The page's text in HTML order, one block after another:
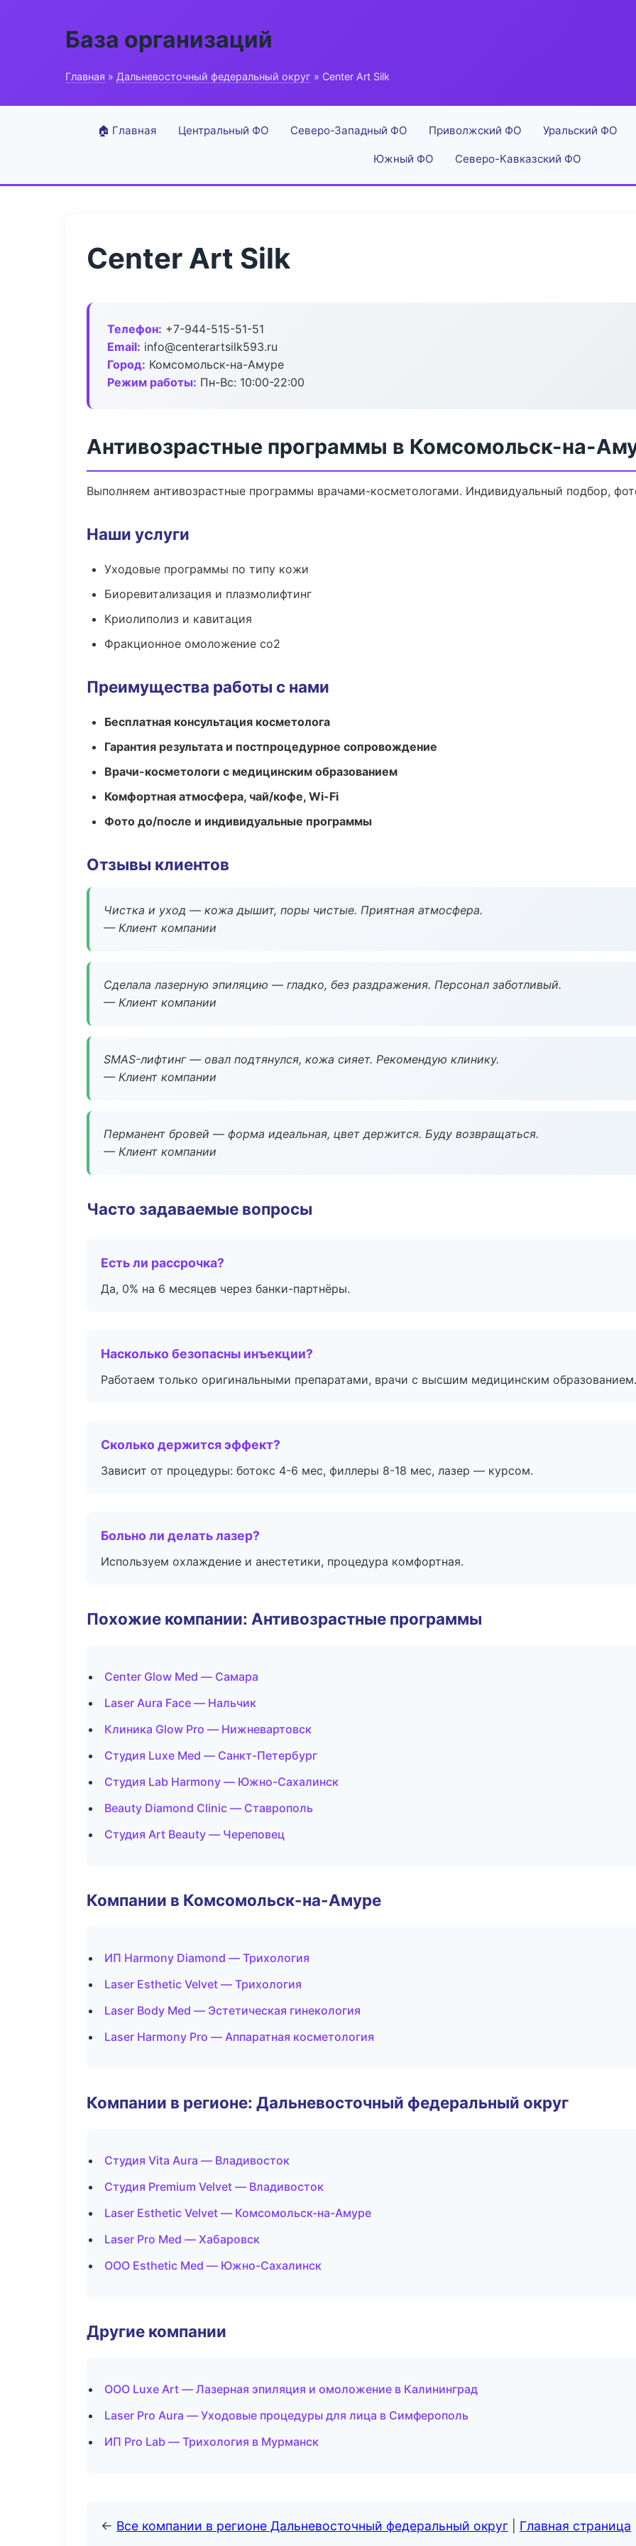
База организаций
Главная » Дальневосточный федеральный округ » Center Art Silk
🏠 Главная Центральный ФО Северо-Западный ФО Приволжский ФО Уральский ФО
Южный ФО Северо-Кавказский ФО
Center Art Silk
Телефон: +7-944-515-51-51
Email: info@centerartsilk593.ru
Город: Комсомольск-на-Амуре
Режим работы: Пн-Вс: 10:00-22:00
Антивозрастные программы в Комсомольск-на-
Выполняем антивозрастные программы врачами-косметологами. Индивидуальный подбор,
Наши услуги
Уходовые программы по типу кожи
Биоревитализация и плазмолифтинг
Криолиполиз и кавитация
Фракционное омоложение co2
Преимущества работы с нами
Бесплатная консультация косметолога
Гарантия результата и постпроцедурное сопровождение
Врачи-косметологи с медицинским образованием
Комфортная атмосфера, чай/кофе, Wi-Fi
Фото до/после и индивидуальные программы
Отзывы клиентов
Чистка и уход — кожа дышит, поры чистые. Приятная атмосфера.
— Клиент компании
Сделала лазерную эпиляцию — гладко, без раздражения. Персонал заботливый.
— Клиент компании
SMAS-лифтинг — овал подтянулся, кожа сияет. Рекомендую клинику.
— Клиент компании
Перманент бровей — форма идеальная, цвет держится. Буду возвращаться.
— Клиент компании
Часто задаваемые вопросы
Есть ли рассрочка?
Да, 0% на 6 месяцев через банки-партнёры.
Насколько безопасны инъекции?
Работаем только оригинальными препаратами, врачи с высшим медицинским образованием.
Сколько держится эффект?
Зависит от процедуры: ботокс 4-6 мес, филлеры 8-18 мес, лазер — курсом.
Больно ли делать лазер?
Используем охлаждение и анестетики, процедура комфортная.
Похожие компании: Антивозрастные программы
Center Glow Med — Самара
Laser Aura Face — Нальчик
Клиника Glow Pro — Нижневартовск
Студия Luxe Med — Санкт-Петербург
Студия Lab Harmony — Южно-Сахалинск
Beauty Diamond Clinic — Ставрополь
Студия Art Beauty — Череповец
Компании в Комсомольск-на-Амуре
ИП Harmony Diamond — Трихология
Laser Esthetic Velvet — Трихология
Laser Body Med — Эстетическая гинекология
Laser Harmony Pro — Аппаратная косметология
Компании в регионе: Дальневосточный федеральный округ
Студия Vita Aura — Владивосток
Студия Premium Velvet — Владивосток
Laser Esthetic Velvet — Комсомольск-на-Амуре
Laser Pro Med — Хабаровск
ООО Esthetic Med — Южно-Сахалинск
Другие компании
ООО Luxe Art — Лазерная эпиляция и омоложение в Калининград
Laser Pro Aura — Уходовые процедуры для лица в Симферополь
ИП Pro Lab — Трихология в Мурманск
← Все компании в регионе Дальневосточный федеральный округ Главная страница